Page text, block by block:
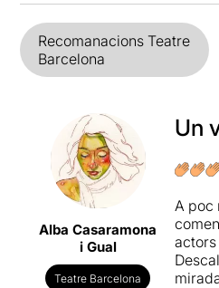
Recomanacions Teatre
Barcelona
Alba Casaramona
i Gual
Teatre Barcelona
Un
A poc
actors